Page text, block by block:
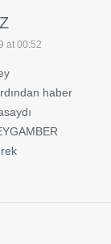
at 00:52
haber